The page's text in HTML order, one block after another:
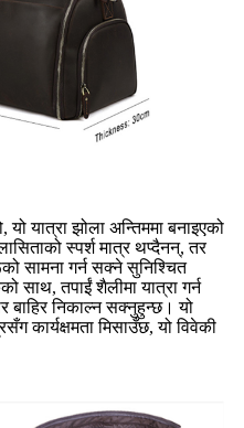
यात्रा झोला अन्तिममा बनाइएको
स्पर्श मात्र थप्दैनन्, तर
सामना गर्न सक्ने सुनिश्चित
साथ, तपाईं शैलीमा यात्रा गर्न
बाहिर निकाल्न सक्नुहुन्छ। यो
कार्यक्षमता मिसाउँछ, यो विवेकी